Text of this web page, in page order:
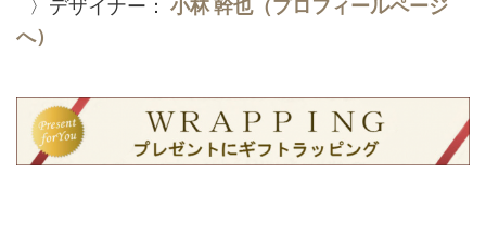
〉デザイナー： 小林 幹也（プロフィールページ
へ）